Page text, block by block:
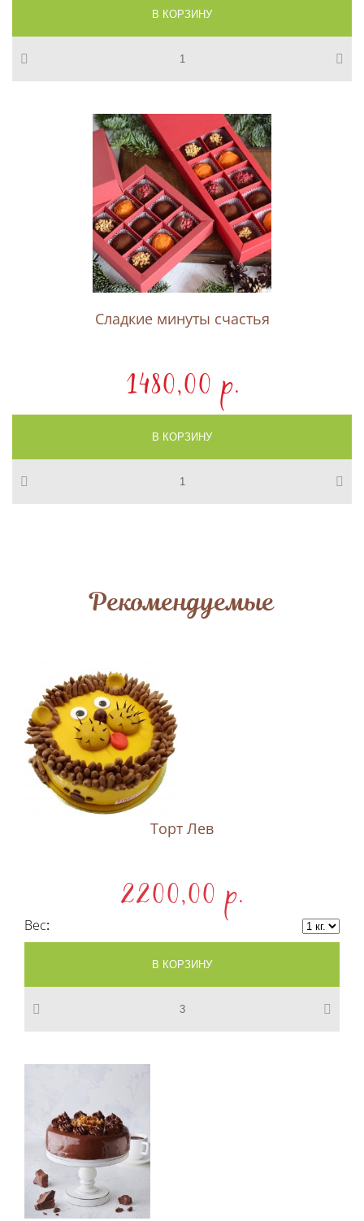
Сладкие минуты счастья
1480,00 p.
Рекомендуемые
Торт Лев
2200,00 p.
Вес